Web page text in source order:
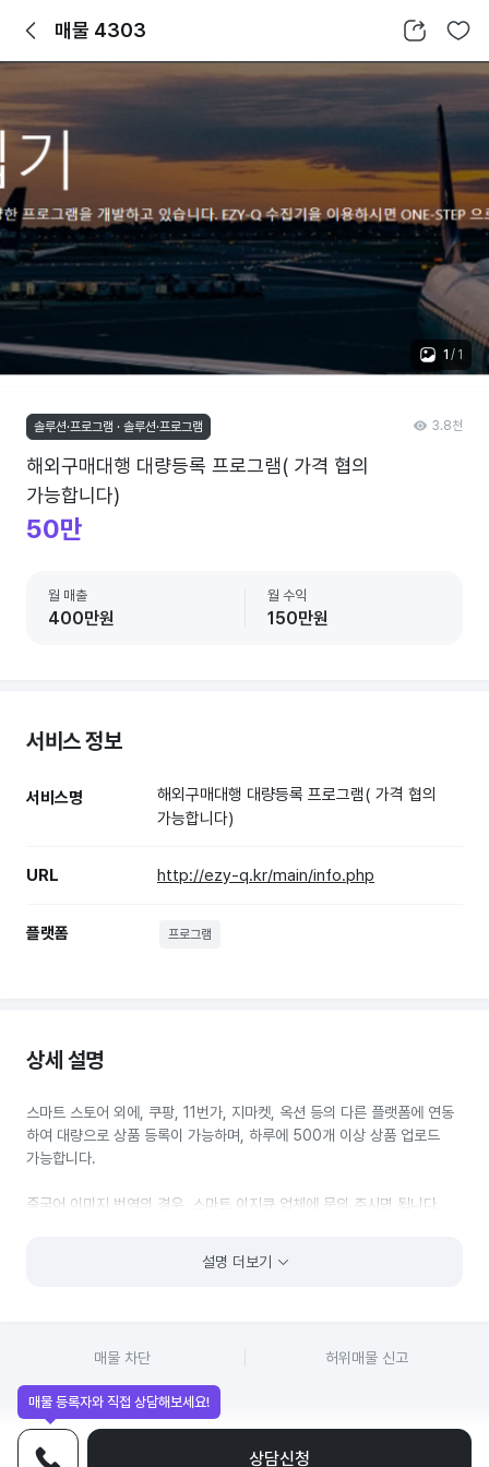
뒤로가기매물 4303 공유하기 찜하기
1 / 1
솔루션·프로그램 · 솔루션·프로그램
해외구매대행 대량등록 프로그램( 가격 협의
가능합니다)
50만
월 매출
400만원
월 수익
150만원
3.8천
서비스 정보
서비스명
해외구매대행 대량등록 프로그램( 가격 협의
가능합니다)
URL http://ezy-q.kr/main/info.php
플랫폼 프로그램
상세 설명
스마트 스토어 외에, 쿠팡, 11번가, 지마켓, 옥션 등의 다른 플랫폼에 연동
하여 대량으로 상품 등록이 가능하며, 하루에 500개 이상 상품 업로드
가능합니다.
중국어 이미지 번역의 경우, 스마트 이지큐 업체에 문의 주시면 됩니다.
가격은 협의 가능합니다. 편안하게 부담 없이 연락 주세요.
설명 더보기
매물 차단 허위매물 신고
매물 등록자와 직접 상담해보세요!
상담신청